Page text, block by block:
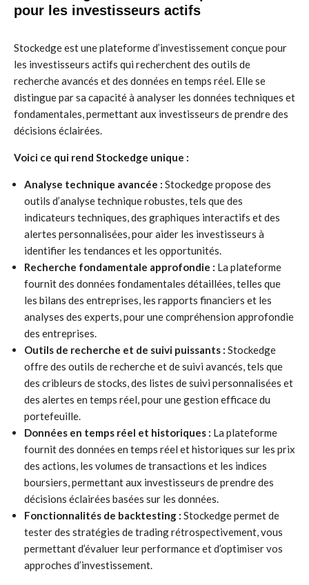
pour les investisseurs actifs
Stockedge est une plateforme d’investissement conçue pour
les investisseurs actifs qui recherchent des outils de
recherche avancés et des données en temps réel. Elle se
distingue par sa capacité à analyser les données techniques et
fondamentales, permettant aux investisseurs de prendre des
décisions éclairées.
Voici ce qui rend Stockedge unique :
Analyse technique avancée : Stockedge propose des
outils d’analyse technique robustes, tels que des
indicateurs techniques, des graphiques interactifs et des
alertes personnalisées, pour aider les investisseurs à
identifier les tendances et les opportunités.
Recherche fondamentale approfondie : La plateforme
fournit des données fondamentales détaillées, telles que
les bilans des entreprises, les rapports financiers et les
analyses des experts, pour une compréhension approfondie
des entreprises.
Outils de recherche et de suivi puissants : Stockedge
offre des outils de recherche et de suivi avancés, tels que
des cribleurs de stocks, des listes de suivi personnalisées et
des alertes en temps réel, pour une gestion efficace du
portefeuille.
Données en temps réel et historiques : La plateforme
fournit des données en temps réel et historiques sur les prix
des actions, les volumes de transactions et les indices
boursiers, permettant aux investisseurs de prendre des
décisions éclairées basées sur les données.
Fonctionnalités de backtesting : Stockedge permet de
tester des stratégies de trading rétrospectivement, vous
permettant d’évaluer leur performance et d’optimiser vos
approches d’investissement.